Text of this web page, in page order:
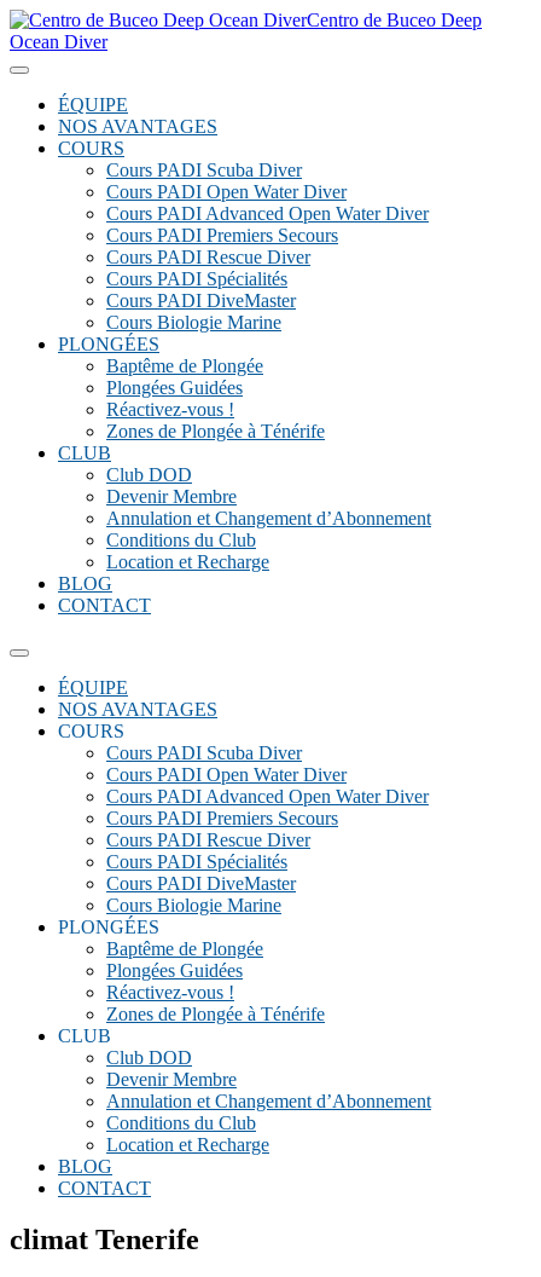
Centro de Buceo Deep
Ocean Diver
ÉQUIPE
NOS AVANTAGES
COURS
Cours PADI Scuba Diver
Cours PADI Open Water Diver
Cours PADI Advanced Open Water Diver
Cours PADI Premiers Secours
Cours PADI Rescue Diver
Cours PADI Spécialités
Cours PADI DiveMaster
Cours Biologie Marine
PLONGÉES
Baptême de Plongée
Plongées Guidées
Réactivez-vous !
Zones de Plongée à Ténérife
CLUB
Club DOD
Devenir Membre
Annulation et Changement d’Abonnement
Conditions du Club
Location et Recharge
BLOG
CONTACT
ÉQUIPE
NOS AVANTAGES
COURS
Cours PADI Scuba Diver
Cours PADI Open Water Diver
Cours PADI Advanced Open Water Diver
Cours PADI Premiers Secours
Cours PADI Rescue Diver
Cours PADI Spécialités
Cours PADI DiveMaster
Cours Biologie Marine
PLONGÉES
Baptême de Plongée
Plongées Guidées
Réactivez-vous !
Zones de Plongée à Ténérife
CLUB
Club DOD
Devenir Membre
Annulation et Changement d’Abonnement
Conditions du Club
Location et Recharge
BLOG
CONTACT
climat Tenerife